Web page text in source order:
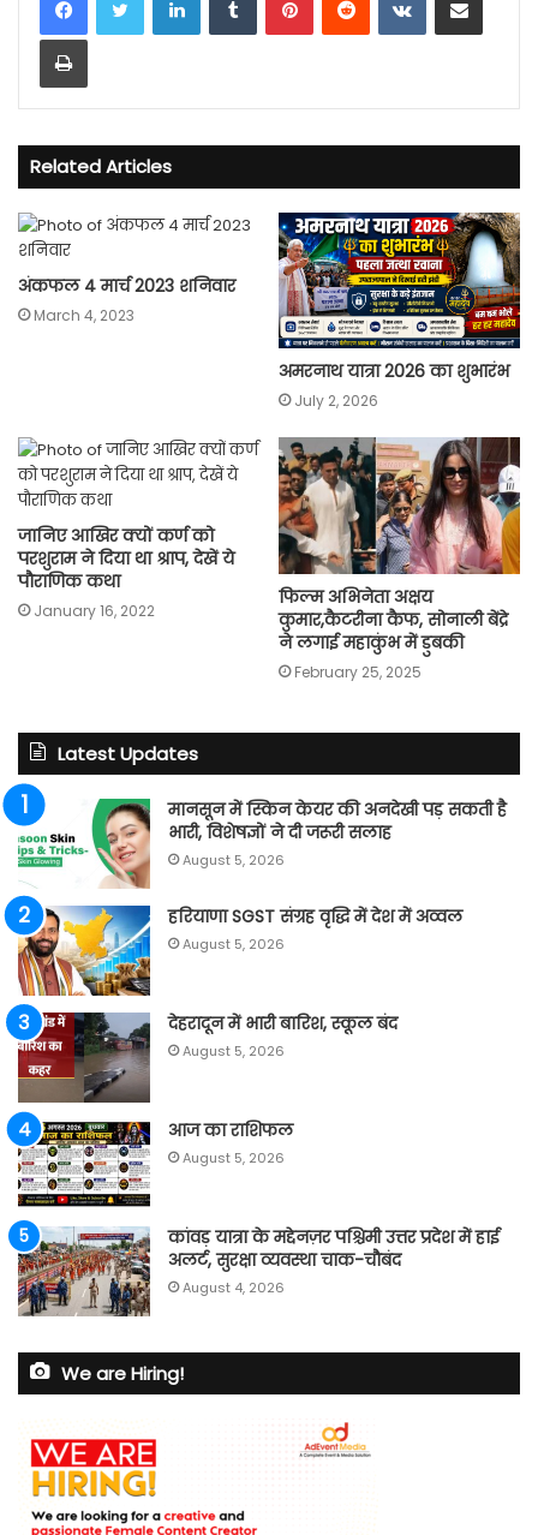
Print
Related Articles
अंकफल 4 मार्च 2023 शनिवार
March 4, 2023
अमरनाथ यात्रा 2026 का शुभारंभ
July 2, 2026
जानिए आखिर क्यों कर्ण को
परशुराम ने दिया था श्राप, देखें ये
पौराणिक कथा
January 16, 2022
फिल्म अभिनेता अक्षय
कुमार,कैटरीना कैफ, सोनाली बेंद्रे
ने लगाई महाकुंभ में डुबकी
February 25, 2025
Latest Updates
मानसून में स्किन केयर की अनदेखी पड़ सकती है
भारी, विशेषज्ञों ने दी जरूरी सलाह
August 5, 2026
हरियाणा SGST संग्रह वृद्धि में देश में अव्वल
August 5, 2026
देहरादून में भारी बारिश, स्कूल बंद
August 5, 2026
आज का राशिफल
August 5, 2026
कांवड़ यात्रा के मद्देनज़र पश्चिमी उत्तर प्रदेश में हाई
अलर्ट, सुरक्षा व्यवस्था चाक-चौबंद
August 4, 2026
We are Hiring!